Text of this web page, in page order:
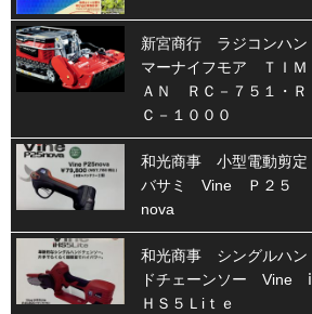
新宮商行 ラジコンハン
マーナイフモア ＴＩＭ
ＡＮ ＲＣ－７５１・Ｒ
Ｃ－１０００
和光商事 小型電動剪定
バサミ Vine Ｐ２５
nova
和光商事 シングルハン
ドチェーンソー Vine ⅰ
ＨＳ５Ｌiｔｅ